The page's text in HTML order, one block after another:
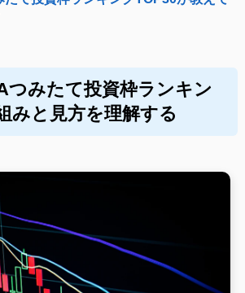
つみたて投資枠ランキン
みと見方を理解する